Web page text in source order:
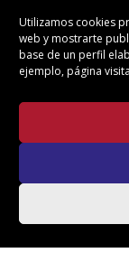
Utilizamos cookies
web y mostrarte
base de un perfil
ejemplo, página